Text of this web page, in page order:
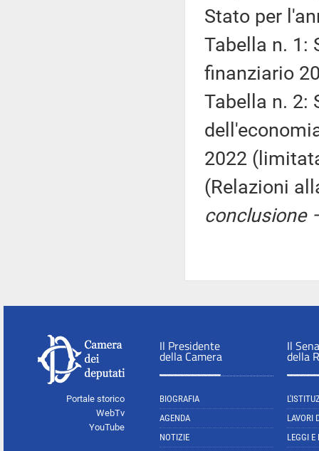
Stato per
Tabella n. 1:
finanziario
Tabella n. 2:
2022
(Relazioni
conclusione
Portale storico
WebTv
YouTube
Il Presidente
della Camera
BIOGRAFIA
AGENDA
NOTIZIE
Il
della
LAVORI
LEGGI E